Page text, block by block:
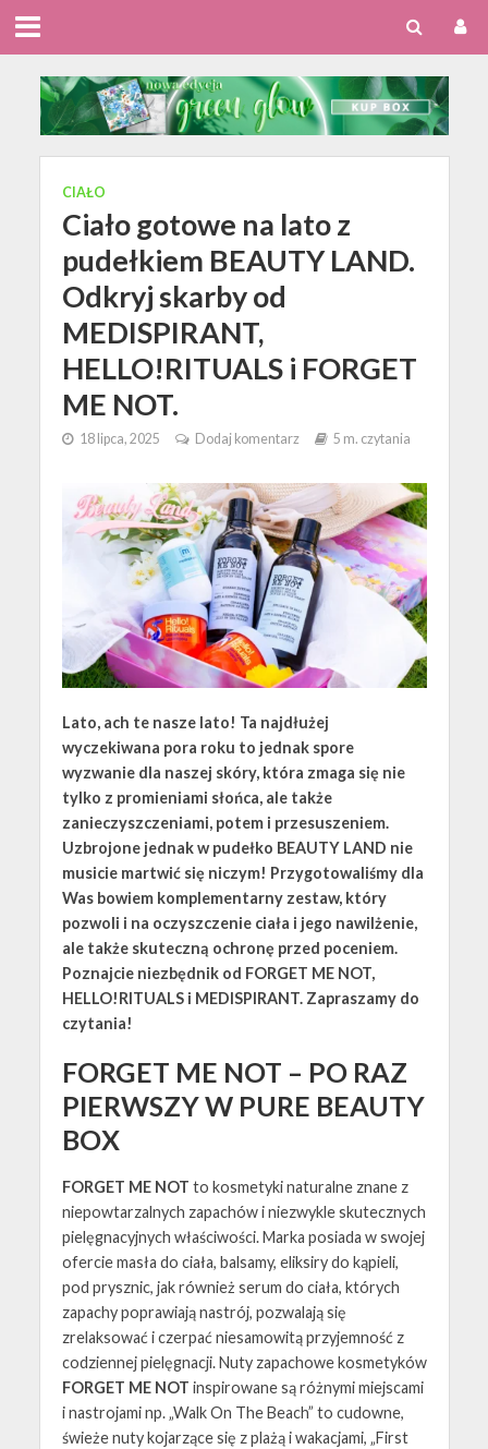
CIAŁO
Ciało gotowe na lato z
pudełkiem BEAUTY LAND.
Odkryj skarby od
MEDISPIRANT,
HELLO!RITUALS i FORGET
ME NOT.
18 lipca, 2025 Dodaj komentarz 5 m. czytania
Lato, ach te nasze lato! Ta najdłużej
wyczekiwana pora roku to jednak spore
wyzwanie dla naszej skóry, która zmaga się nie
tylko z promieniami słońca, ale także
zanieczyszczeniami, potem i przesuszeniem.
Uzbrojone jednak w pudełko BEAUTY LAND nie
musicie martwić się niczym! Przygotowaliśmy dla
Was bowiem komplementarny zestaw, który
pozwoli i na oczyszczenie ciała i jego nawilżenie,
ale także skuteczną ochronę przed poceniem.
Poznajcie niezbędnik od FORGET ME NOT,
HELLO!RITUALS i MEDISPIRANT. Zapraszamy do
czytania!
FORGET ME NOT – PO RAZ
PIERWSZY W PURE BEAUTY
BOX
FORGET ME NOT to kosmetyki naturalne znane z
niepowtarzalnych zapachów i niezwykle skutecznych
pielęgnacyjnych właściwości. Marka posiada w swojej
ofercie masła do ciała, balsamy, eliksiry do kąpieli,
pod prysznic, jak również serum do ciała, których
zapachy poprawiają nastrój, pozwalają się
zrelaksować i czerpać niesamowitą przyjemność z
codziennej pielęgnacji. Nuty zapachowe kosmetyków
FORGET ME NOT inspirowane są różnymi miejscami
i nastrojami np. „Walk On The Beach” to cudowne,
świeże nuty kojarzące się z plażą i wakacjami, „First